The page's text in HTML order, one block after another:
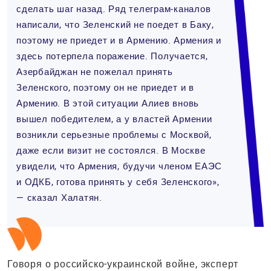
сделать шаг назад. Ряд телеграм-каналов
написали, что Зеленский не поедет в Баку,
поэтому не приедет и в Армению. Армения и
здесь потерпела поражение. Получается,
Азербайджан не пожелал принять
Зеленского, поэтому он не приедет и в
Армению. В этой ситуации Алиев вновь
вышел победителем, а у властей Армении
возникли серьезные проблемы с Москвой,
даже если визит не состоялся. В Москве
увидели, что Армения, будучи членом ЕАЭС
и ОДКБ, готова принять у себя Зеленского»,
— сказал Халатян.
Говоря о российско-украинской войне, эксперт